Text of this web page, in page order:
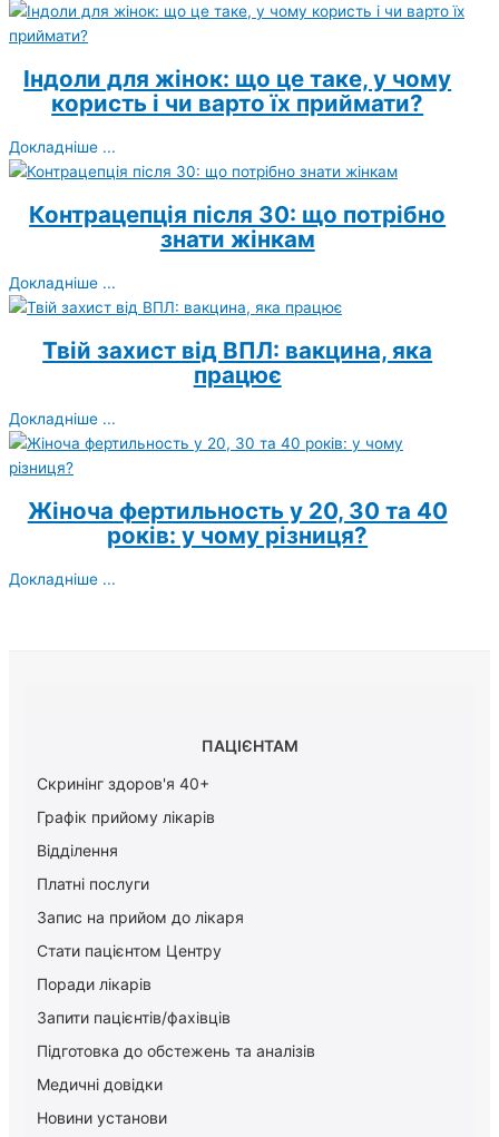
Індоли для жінок: що це таке, у чому
користь і чи варто їх приймати?
Докладніше ...
Контрацепція після 30: що потрібно
знати жінкам
Докладніше ...
Твій захист від ВПЛ: вакцина, яка
працює
Докладніше ...
Жіноча фертильность у 20, 30 та 40
років: у чому різниця?
Докладніше ...
ПАЦІЄНТАМ
Скринінг здоров'я 40+
Графік прийому лікарів
Відділення
Платні послуги
Запис на прийом до лікаря
Стати пацієнтом Центру
Поради лікарів
Запити пацієнтів/фахівців
Підготовка до обстежень та аналізів
Медичні довідки
Новини установи